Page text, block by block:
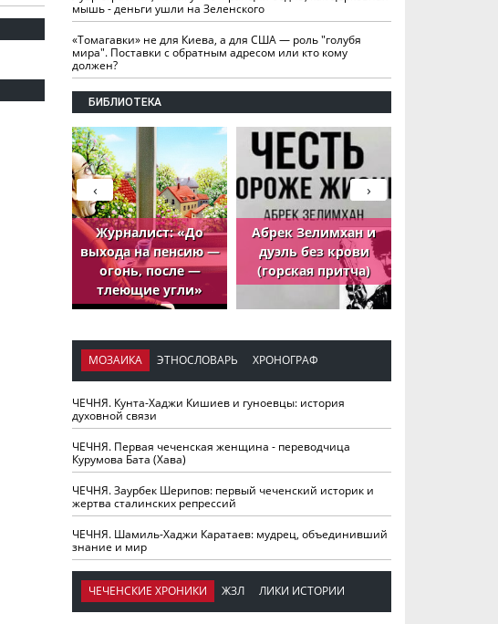
мышь - деньги ушли на Зеленского
«Томагавки» не для Киева, а для США — роль "голубя
мира". Поставки с обратным адресом или кто кому
должен?
БИБЛИОТЕКА
Журналист: «До
выхода на пенсию —
огонь, после —
тлеющие угли»
Абрек Зелимхан и
дуэль без крови
(горская притча)
›
‹
МОЗАИКА ЭТНОСЛОВАРЬ ХРОНОГРАФ
ЧЕЧНЯ. Кунта-Хаджи Кишиев и гуноевцы: история
духовной связи
ЧЕЧНЯ. Первая чеченская женщина - переводчица
Курумова Бата (Хава)
ЧЕЧНЯ. Заурбек Шерипов: первый чеченский историк и
жертва сталинских репрессий
ЧЕЧНЯ. Шамиль-Хаджи Каратаев: мудрец, объединивший
знание и мир
ЧЕЧЕНСКИЕ ХРОНИКИ ЖЗЛ ЛИКИ ИСТОРИИ